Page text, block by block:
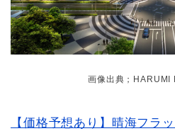
画像出典；HARUMI
【価格予想あり】晴海フラ